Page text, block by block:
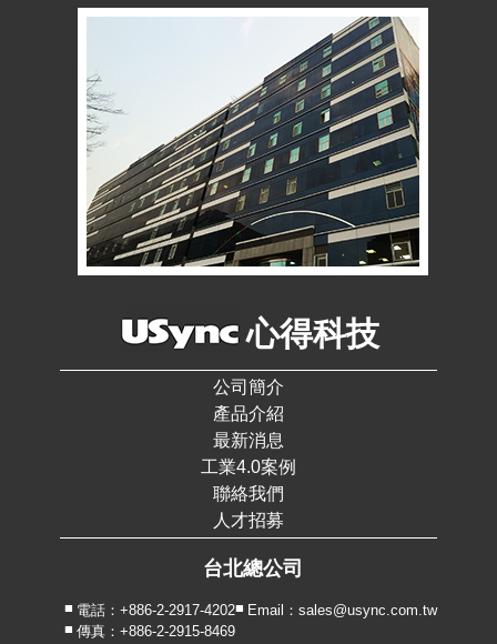
心得科技
公司簡介
產品介紹
最新消息
工業4.0案例
聯絡我們
人才招募
台北總公司
電話：+886-2-2917-4202
Email：sales@usync.com.tw
傳真：+886-2-2915-8469